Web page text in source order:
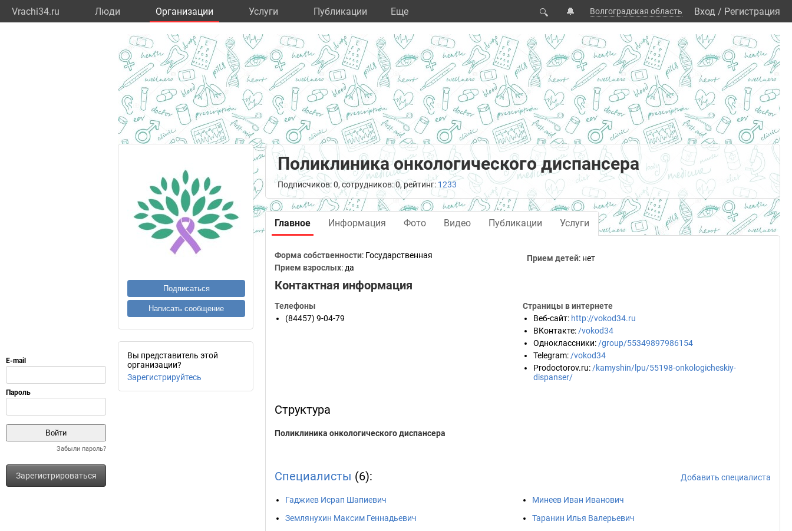
Vrachi34.ru Люди Организации Услуги Публикации Eще 🔍 🔔 Волгоградская область Вход / Регистрация
Забыли пароль?
Зарегистрироваться
Подписаться
Написать сообщение
Вы представитель этой
организации?
Зарегистрируйтесь
Поликлиника онкологического диспансера
Подписчиков: 0, сотрудников: 0, рейтинг: 1233
Главное Информация Фото Видео Публикации Услуги
Форма собственности: Государственная
Прием взрослых: да
Прием детей: нет
Контактная информация
Телефоны
(84457) 9-04-79
Страницы в интернете
Веб-сайт: http://vokod34.ru
ВКонтакте: /vokod34
Одноклассники: /group/55349897986154
Telegram: /vokod34
Prodoctorov.ru: /kamyshin/lpu/55198-onkologicheskiy-
dispanser/
Структура
Поликлиника онкологического диспансера
Специалисты (6): Добавить специалиста
Гаджиев Исрап Шапиевич
Землянухин Максим Геннадьевич
Минеев Иван Иванович
Таранин Илья Валерьевич